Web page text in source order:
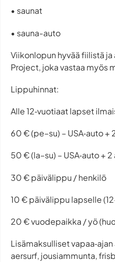
• saunat
• sauna-auto
Viikonlopun hyvää fiilistä
Project, joka vastaa myös
Lippuhinnat:
Alle 12‑vuotiaat lapset
60 € (pe–su) – USA‑auto +
50 € (la–su) – USA‑auto +
30 € päivä­lippu / henkilö
10 € päivä­lippu lapselle
20 € vuodepaikka / yö
Lisämaksulliset
aersurf, jousiammunta,